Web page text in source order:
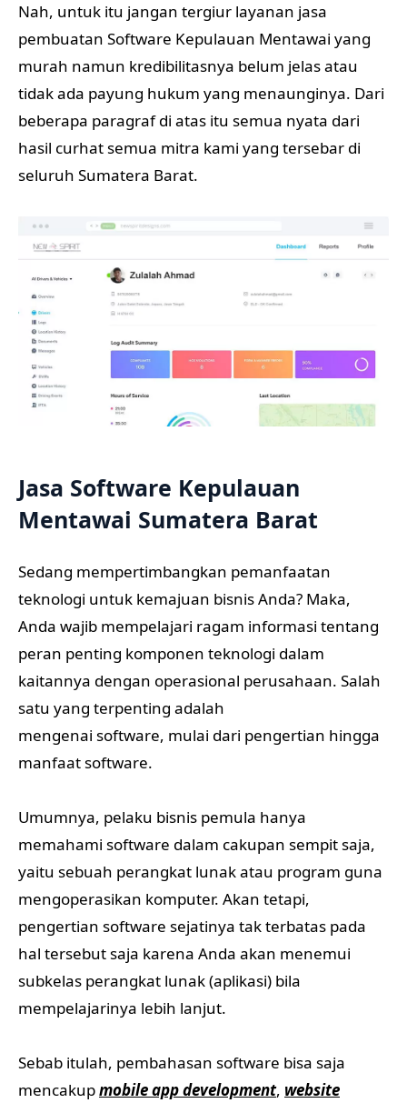
Nah, untuk itu jangan tergiur layanan jasa
pembuatan Software Kepulauan Mentawai yang
murah namun kredibilitasnya belum jelas atau
tidak ada payung hukum yang menaunginya. Dari
beberapa paragraf di atas itu semua nyata dari
hasil curhat semua mitra kami yang tersebar di
seluruh Sumatera Barat.
Jasa Software Kepulauan
Mentawai Sumatera Barat
Sedang mempertimbangkan pemanfaatan
teknologi untuk kemajuan bisnis Anda? Maka,
Anda wajib mempelajari ragam informasi tentang
peran penting komponen teknologi dalam
kaitannya dengan operasional perusahaan. Salah
satu yang terpenting adalah
mengenai software, mulai dari pengertian hingga
manfaat software.
Umumnya, pelaku bisnis pemula hanya
memahami software dalam cakupan sempit saja,
yaitu sebuah perangkat lunak atau program guna
mengoperasikan komputer. Akan tetapi,
pengertian software sejatinya tak terbatas pada
hal tersebut saja karena Anda akan menemui
subkelas perangkat lunak (aplikasi) bila
mempelajarinya lebih lanjut.
Sebab itulah, pembahasan software bisa saja
mencakupmobile app development, website